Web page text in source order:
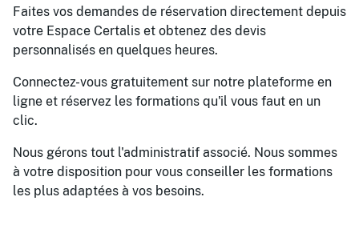
Faites vos demandes de réservation directement depuis
votre Espace Certalis et obtenez des devis
personnalisés en quelques heures.
Connectez-vous gratuitement sur notre plateforme en
ligne et réservez les formations qu'il vous faut en un
clic.
Nous gérons tout l'administratif associé. Nous sommes
à votre disposition pour vous conseiller les formations
les plus adaptées à vos besoins.